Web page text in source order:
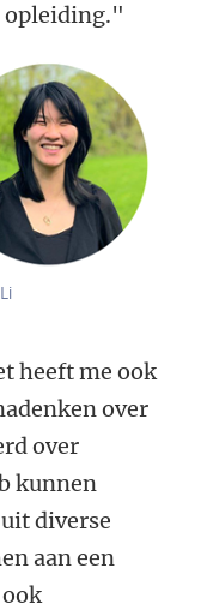
opleiding."
heeft me ook
over
over
kunnen
diverse
aan een